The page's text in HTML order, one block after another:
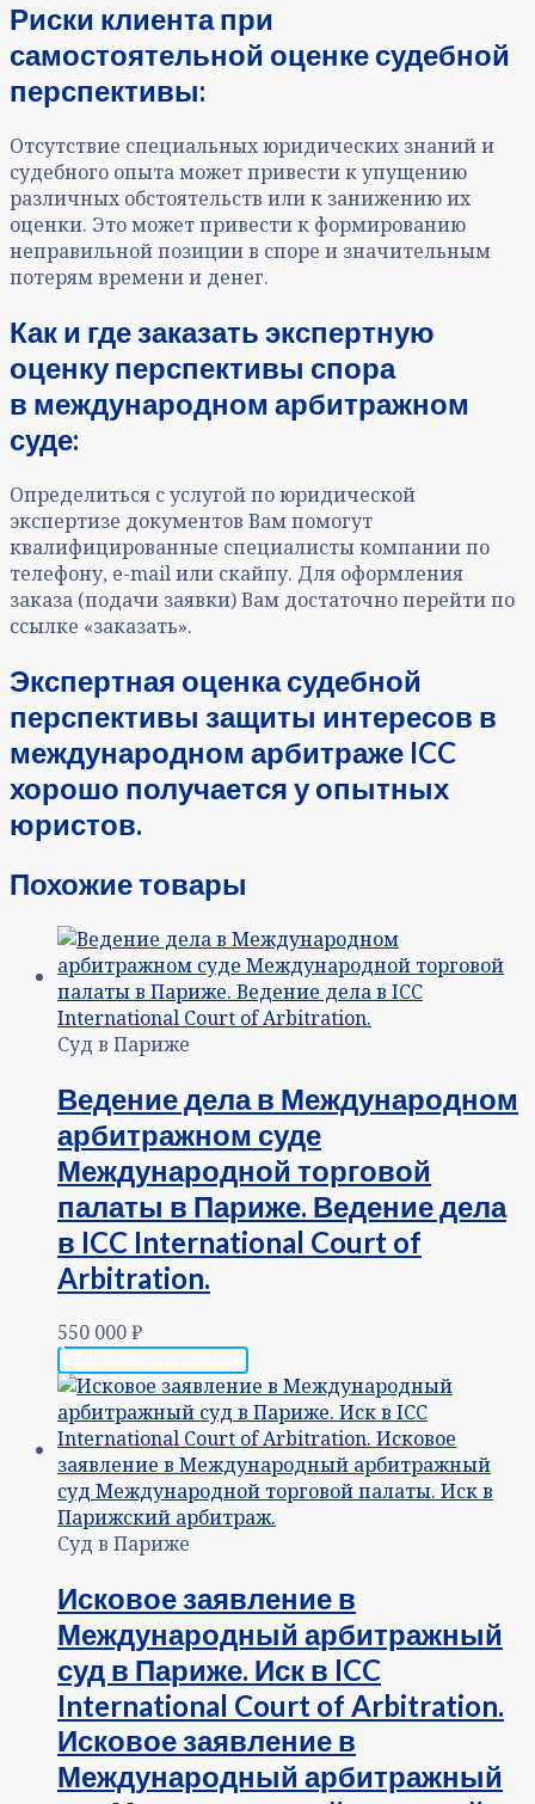
Риски клиента при
самостоятельной оценке судебной
перспективы:
Отсутствие специальных юридических знаний и
судебного опыта может привести к упущению
различных обстоятельств или к занижению их
оценки. Это может привести к формированию
неправильной позиции в споре и значительным
потерям времени и денег.
Как и где заказать экспертную
оценку перспективы спора
в международном арбитражном
суде:
Определиться с услугой по юридической
экспертизе документов Вам помогут
квалифицированные специалисты компании по
телефону, e-mail или скайпу. Для оформления
заказа (подачи заявки) Вам достаточно перейти по
ссылке «заказать».
Экспертная оценка судебной
перспективы защиты интересов в
международном арбитраже ICC
хорошо получается у опытных
юристов.
Похожие товары
Суд в Париже
Ведение дела в Международном
арбитражном суде
Международной торговой
палаты в Париже. Ведение дела
в ICC International Court of
Arbitration.
550 000₽
Суд в Париже
Исковое заявление в
Международный арбитражный
суд в Париже. Иск в ICC
International Court of Arbitration.
Исковое заявление в
Международный арбитражный